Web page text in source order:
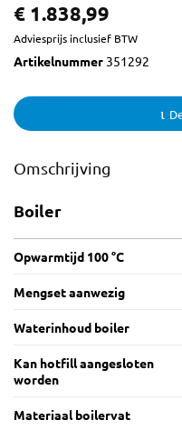
€ 1.838,99
Adviesprijs inclusief BTW
Artikelnummer 351292
Omschrijving
Boiler
Opwarmtijd 100 °C
Mengset aanwezig
Waterinhoud boiler
Kan hotfill aangesloten
worden
Materiaal boilervat